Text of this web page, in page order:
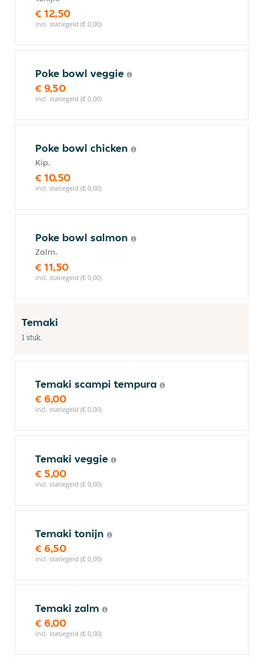
€ 12,50
incl. statiegeld (€ 0,00)
Poke bowl veggie
€ 9,50
incl. statiegeld (€ 0,00)
Poke bowl chicken
Kip.
€ 10,50
incl. statiegeld (€ 0,00)
Poke bowl salmon
Zalm.
€ 11,50
incl. statiegeld (€ 0,00)
Temaki
1 stuk.
Temaki scampi tempura
€ 6,00
incl. statiegeld (€ 0,00)
Temaki veggie
€ 5,00
incl. statiegeld (€ 0,00)
Temaki tonijn
€ 6,50
incl. statiegeld (€ 0,00)
Temaki zalm
€ 6,00
incl. statiegeld (€ 0,00)